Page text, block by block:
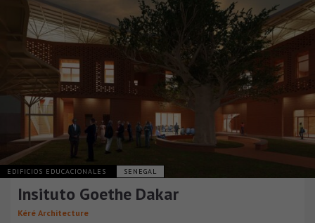
EDIFICIOS EDUCACIONALES SENEGAL
Insituto Goethe Dakar
Kéré Architecture